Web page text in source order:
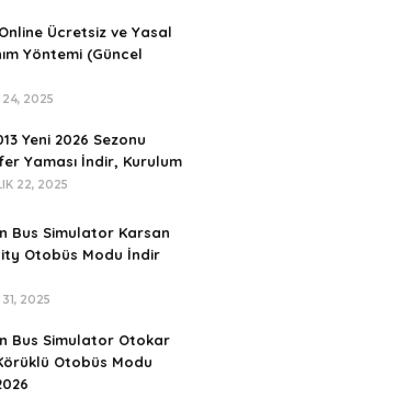
Ücretsiz ve Yasal
Yöntemi (Güncel
24, 2025
Yeni 2026 Sezonu
Yaması İndir, Kurulum
22, 2025
Bus Simulator Karsan
Otobüs Modu İndir
31, 2025
Bus Simulator Otokar
Otobüs Modu